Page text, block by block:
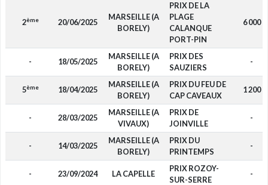
2ème 20/06/2025
MARSEILLE (A
BORELY)
PRIX DE LA
PLAGE
CALANQUE
PORT-PIN
6 000
- 18/05/2025
MARSEILLE (A
BORELY)
PRIX DES
SAUZIERS
-
5ème 18/04/2025
MARSEILLE (A
BORELY)
PRIX DU FEU DE
CAP CAVEAUX
1 200
- 28/03/2025
MARSEILLE (A
VIVAUX)
PRIX DE
JOINVILLE
-
- 14/03/2025
MARSEILLE (A
BORELY)
PRIX DU
PRINTEMPS
-
- 23/09/2024 LA CAPELLE
PRIX ROZOY-
SUR-SERRE
-